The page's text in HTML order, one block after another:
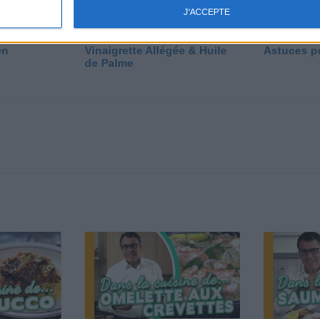
J'ACCEPTE
Vinaigrette Allégée & Huile
de Palme
Panga,
Astuces